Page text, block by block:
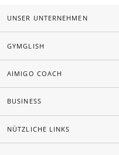
UNSER UNTERNEHMEN
GYMGLISH
AIMIGO COACH
BUSINESS
NÜTZLICHE LINKS